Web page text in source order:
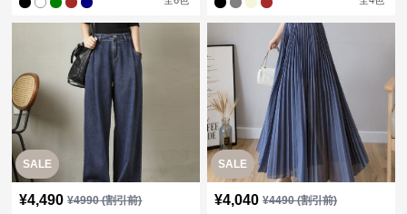
SALE
¥4,490 ¥4990(割引前)
SALE
¥4,040 ¥4490(割引前)